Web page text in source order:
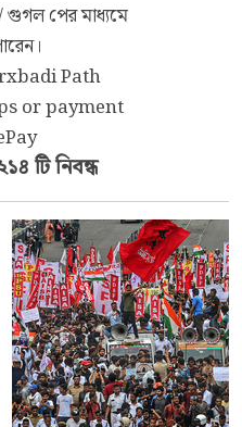
পের মাধ্যমে
Path
or payment
টি নিবন্ধ